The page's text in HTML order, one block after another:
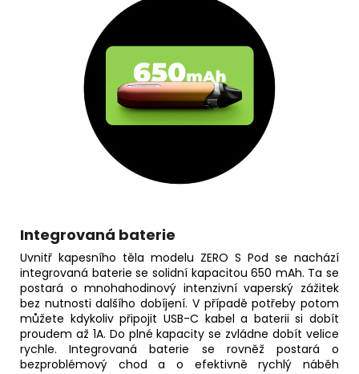
Integrovaná baterie
Uvnitř kapesního těla modelu ZERO S Pod se nachází
integrovaná baterie se solidní kapacitou 650 mAh. Ta se
postará o mnohahodinový intenzivní vaperský zážitek
bez nutnosti dalšího dobíjení. V případě potřeby potom
můžete kdykoliv připojit USB-C kabel a baterii si dobít
proudem až 1A. Do plné kapacity se zvládne dobít velice
rychle. Integrovaná baterie se rovněž postará o
bezproblémový chod a o efektivně rychlý náběh